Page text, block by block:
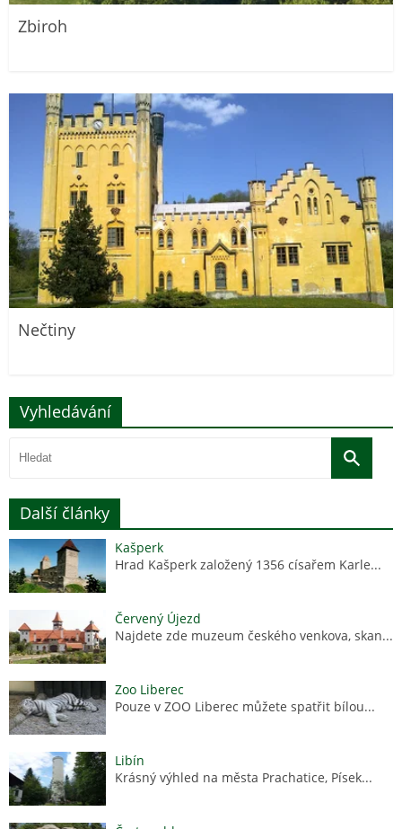
Zbiroh
Nečtiny
Vyhledávání
Další články
Kašperk
Hrad Kašperk založený 1356 císařem Karle...
Červený Újezd
Najdete zde muzeum českého venkova, skan...
Zoo Liberec
Pouze v ZOO Liberec můžete spatřit bílou...
Libín
Krásný výhled na města Prachatice, Písek...